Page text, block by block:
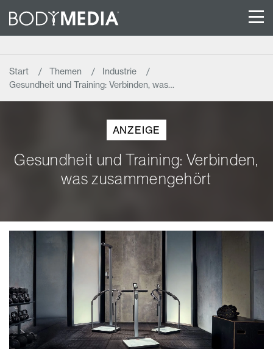
Start Themen
Industrie
Gesundheit und Training: Verbinden, was…
ANZEIGE
Gesundheit und Training: Verbinden,
was zusammengehört